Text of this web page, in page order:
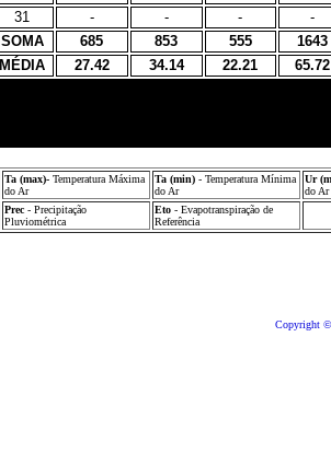
31
- - -
-
SOMA
685 853 555
1643
MÉDIA
27.42 34.14 22.21 65.72
Ta (max)- Temperatura Máxima
do Ar
Ta (min) - Temperatura Mínima
do Ar
Ur
do Ar
Prec - Precipitação
Pluviométrica
Eto - Evapotranspiração de
Referência
Copyright